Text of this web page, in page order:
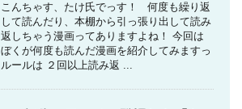
こんちゃす、たけ氏でっす！ 何度も繰り返
して読んだり、本棚から引っ張り出して読み
返しちゃう漫画ってありますよね！ 今回は
ぼくが何度も読んだ漫画を紹介してみますっ
ルールは ２回以上読み返 ...